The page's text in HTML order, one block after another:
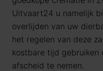
Uitvaart24 u namelijk
overlijden van uw
het regelen van deze
kostbare tijd gebruiken
afscheid te nemen.